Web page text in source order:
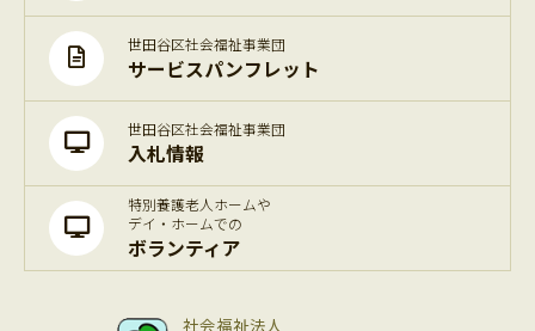
世田谷区社会福祉事業団
サービスパンフレット
世田谷区社会福祉事業団
入札情報
特別養護老人ホームや
デイ・ホームでの
ボランティア
社会福祉法人